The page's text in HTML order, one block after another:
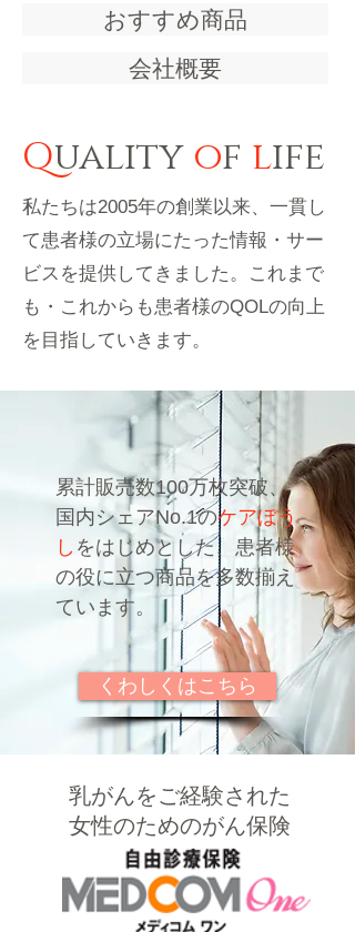
おすすめ商品
会社概要
Quality of life
私たちは2005年の創業以来、一貫し
て患者様の立場にたった情報・サー
ビスを提供してきました。これまで
も・これからも患者様のQOLの向上
を目指していきます。
累計販売数100万枚突破、
国内シェアNo.1のケアぼう
し をはじめとした、患者様
の役に立つ商品を多数揃え
ています。
くわしくはこちら
​乳がんをご経験された
女性のためのがん保険